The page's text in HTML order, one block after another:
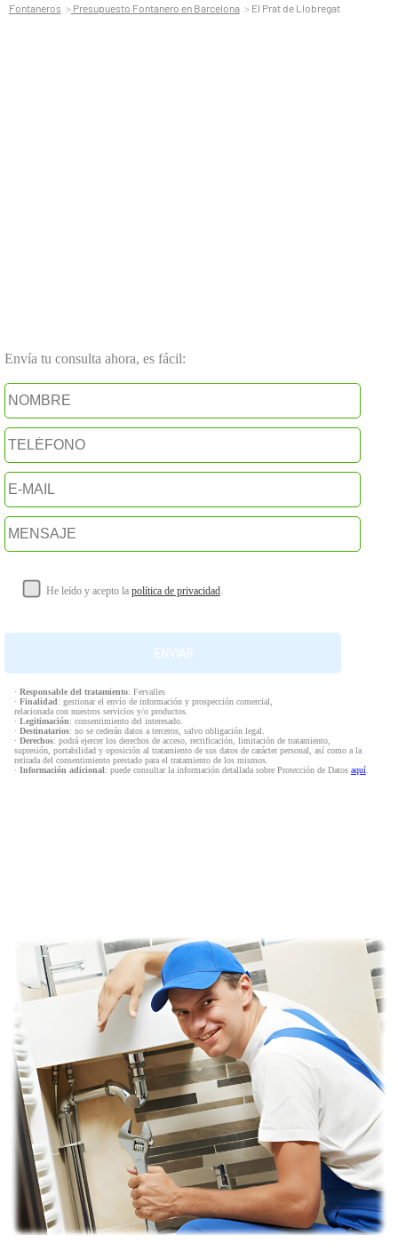
Fontaneros Presupuesto Fontanero en Barcelona El Prat de Llobregat
Envía tu consulta ahora, es fácil:
He leído y acepto la política de privacidad.
· Responsable del tratamiento: Fervalles
· Finalidad: gestionar el envío de información y prospección comercial,
relacionada con nuestros servicios y/o productos.
· Legitimación: consentimiento del interesado.
· Destinatarios: no se cederán datos a terceros, salvo obligación legal.
· Derechos: podrá ejercer los derechos de acceso, rectificación, limitación de tratamiento,
supresión, portabilidad y oposición al tratamiento de sus datos de carácter personal, así como a la
retirada del consentimiento prestado para el tratamiento de los mismos.
· Información adicional: puede consultar la información detallada sobre Protección de Datos aquí.